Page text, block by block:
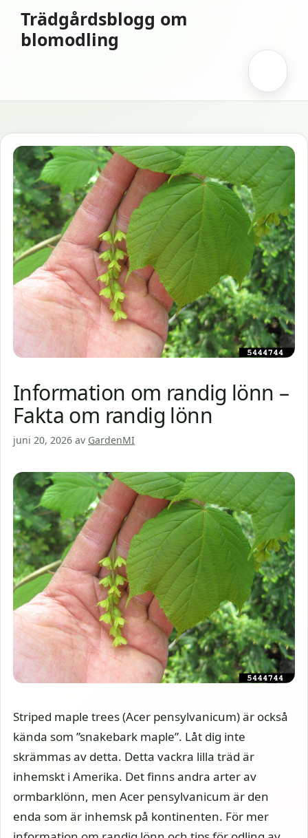
innehåll
Trädgårdsblogg om
blomodling
Information om randig lönn –
Fakta om randig lönn
juni 20, 2026 av GardenMI
Striped maple trees (Acer pensylvanicum) är också
kända som ”snakebark maple”. Låt dig inte
skrämmas av detta. Detta vackra lilla träd är
inhemskt i Amerika. Det finns andra arter av
ormbarklönn, men Acer pensylvanicum är den
enda som är inhemsk på kontinenten. För mer